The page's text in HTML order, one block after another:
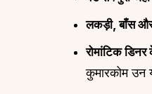
लकड़ी, बाँस और
रोमांटिक
कुमारकोम उन